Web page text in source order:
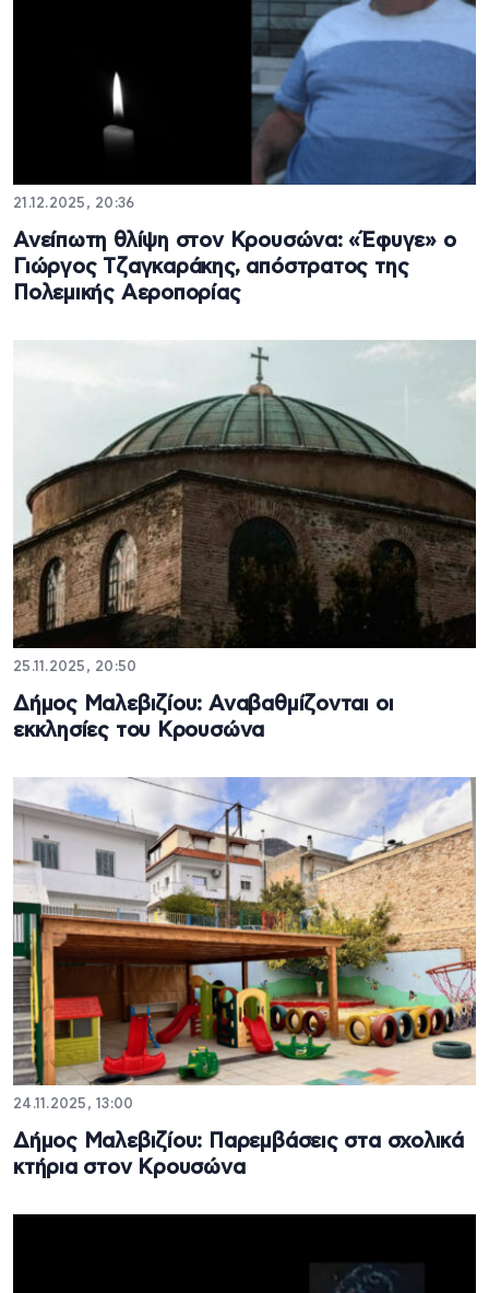
21.12.2025, 20:36
Ανείπωτη θλίψη στον Κρουσώνα: «Έφυγε» ο
Γιώργος Τζαγκαράκης, απόστρατος της
Πολεμικής Αεροπορίας
25.11.2025, 20:50
Δήμος Μαλεβιζίου: Αναβαθμίζονται οι
εκκλησίες του Κρουσώνα
24.11.2025, 13:00
Δήμος Μαλεβιζίου: Παρεμβάσεις στα σχολικά
κτήρια στον Κρουσώνα